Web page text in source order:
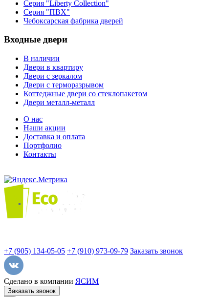
Серия "Liberty Collection"
Серия "ПВХ"
Чебоксарская фабрика дверей
Входные двери
В наличии
Двери в квартиру
Двери с зеркалом
Двери с терморазрывом
Коттеджные двери со стеклопакетом
Двери металл-металл
О нас
Наши акции
Доставка и оплата
Портфолио
Контакты
+7 (905) 134-05-05 +7 (910) 973-09-79 Заказать звонок
Сделано в компании ЯСИМ
Заказать звонок